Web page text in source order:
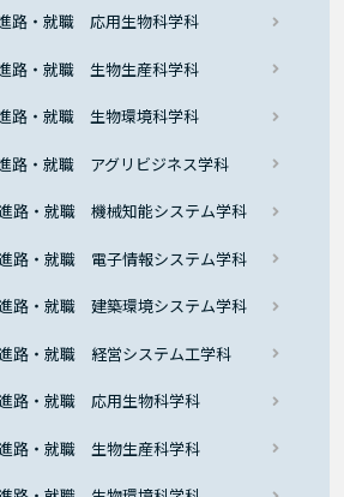
路・就職 応用生物科学科
路・就職 生物生産科学科
路・就職 生物環境科学科
路・就職 アグリビジネス学科
路・就職 機械知能システム学科
路・就職 電子情報システム学科
路・就職 建築環境システム学科
路・就職 経営システム工学科
路・就職 応用生物科学科
路・就職 生物生産科学科